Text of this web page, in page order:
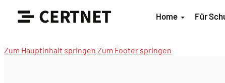
Zum Hauptinhalt springen Zum Footer springen
CERTNET Home Für